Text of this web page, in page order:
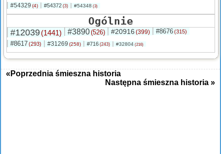
#54329 (4) #54372 (3) #54348 (3)
Ogólnie
#12039(1441) #3890(526) #20916 (399) #8676(315)
#8617(293) #31269 (258) #716 (243) #32804 (216)
«Poprzednia śmieszna historia
Następna śmieszna historia »